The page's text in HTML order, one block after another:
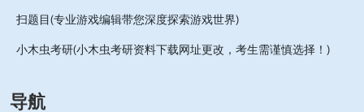
扫题目(专业游戏编辑带您深度探索游戏世界)
小木虫考研(小木虫考研资料下载网址更改，考生需谨慎选择！)
导航